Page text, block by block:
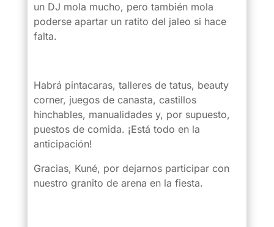
un DJ mola mucho, pero también mola
poderse apartar un ratito del jaleo si hace
falta.
Habrá pintacaras, talleres de tatus, beauty
corner, juegos de canasta, castillos
hinchables, manualidades y, por supuesto,
puestos de comida. ¡Está todo en la
anticipación!
Gracias, Kuné, por dejarnos participar con
nuestro granito de arena en la fiesta.